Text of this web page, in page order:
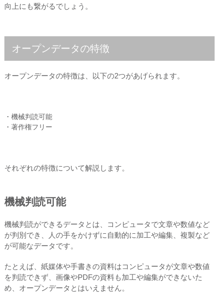
向上にも繋がるでしょう。
オープンデータの特徴
オープンデータの特徴は、以下の2つがあげられます。
・機械判読可能
・著作権フリー
それぞれの特徴について解説します。
機械判読可能
機械判読ができるデータとは、コンピュータで文章や数値など
が判別でき、人の手をかけずに自動的に加工や編集、複製など
が可能なデータです。
たとえば、紙媒体や手書きの資料はコンピュータが文章や数値
を判読できず、画像やPDFの資料も加工や編集ができないた
め、オープンデータとはいえません。